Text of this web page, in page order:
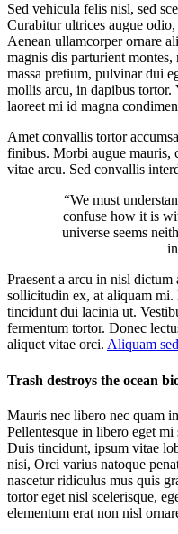
Sed vehicula felis nisl, sed
Curabitur ultrices augue
Aenean ullamcorper ornare
magnis dis parturient
massa pretium, pulvinar dui
mollis arcu, in dapibus tortor.
laoreet mi id magna
Amet convallis tortor
finibus. Morbi augue mauris,
vitae arcu. Sed convallis
“We must
confuse how it is
universe seems
Praesent a arcu in nisl
sollicitudin ex, at aliquam mi.
tincidunt dui lacinia ut.
fermentum tortor. Donec
aliquet vitae orci. Aliquam
Trash destroys the ocean
Mauris nec libero nec quam
Pellentesque in libero eget
Duis tincidunt, ipsum vitae
nisi, Orci varius natoque
nascetur ridiculus mus quis
tortor eget nisl scelerisque,
elementum erat non nisl